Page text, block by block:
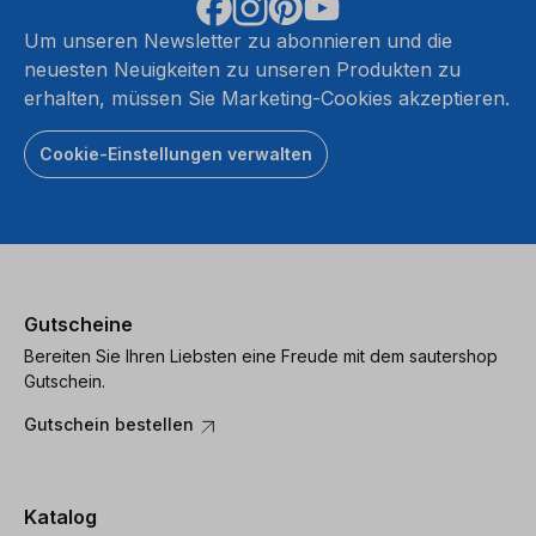
Um unseren Newsletter zu abonnieren und die
neuesten Neuigkeiten zu unseren Produkten zu
erhalten, müssen Sie Marketing-Cookies akzeptieren.
Cookie-Einstellungen verwalten
Gutscheine
Bereiten Sie Ihren Liebsten eine Freude mit dem sautershop
Gutschein.
Gutschein bestellen
Katalog